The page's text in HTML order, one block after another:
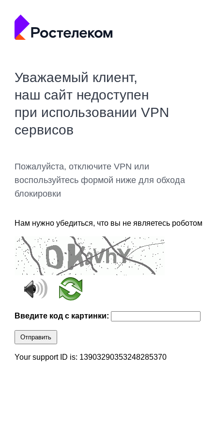
Уважаемый клиент,
наш сайт недоступен
при использовании VPN
сервисов
Пожалуйста, отключите VPN или
воспользуйтесь формой ниже для обхода
блокировки
Нам нужно убедиться, что вы не являетесь роботом
Введите код с картинки:
Отправить
Your support ID is: 13903290353248285370